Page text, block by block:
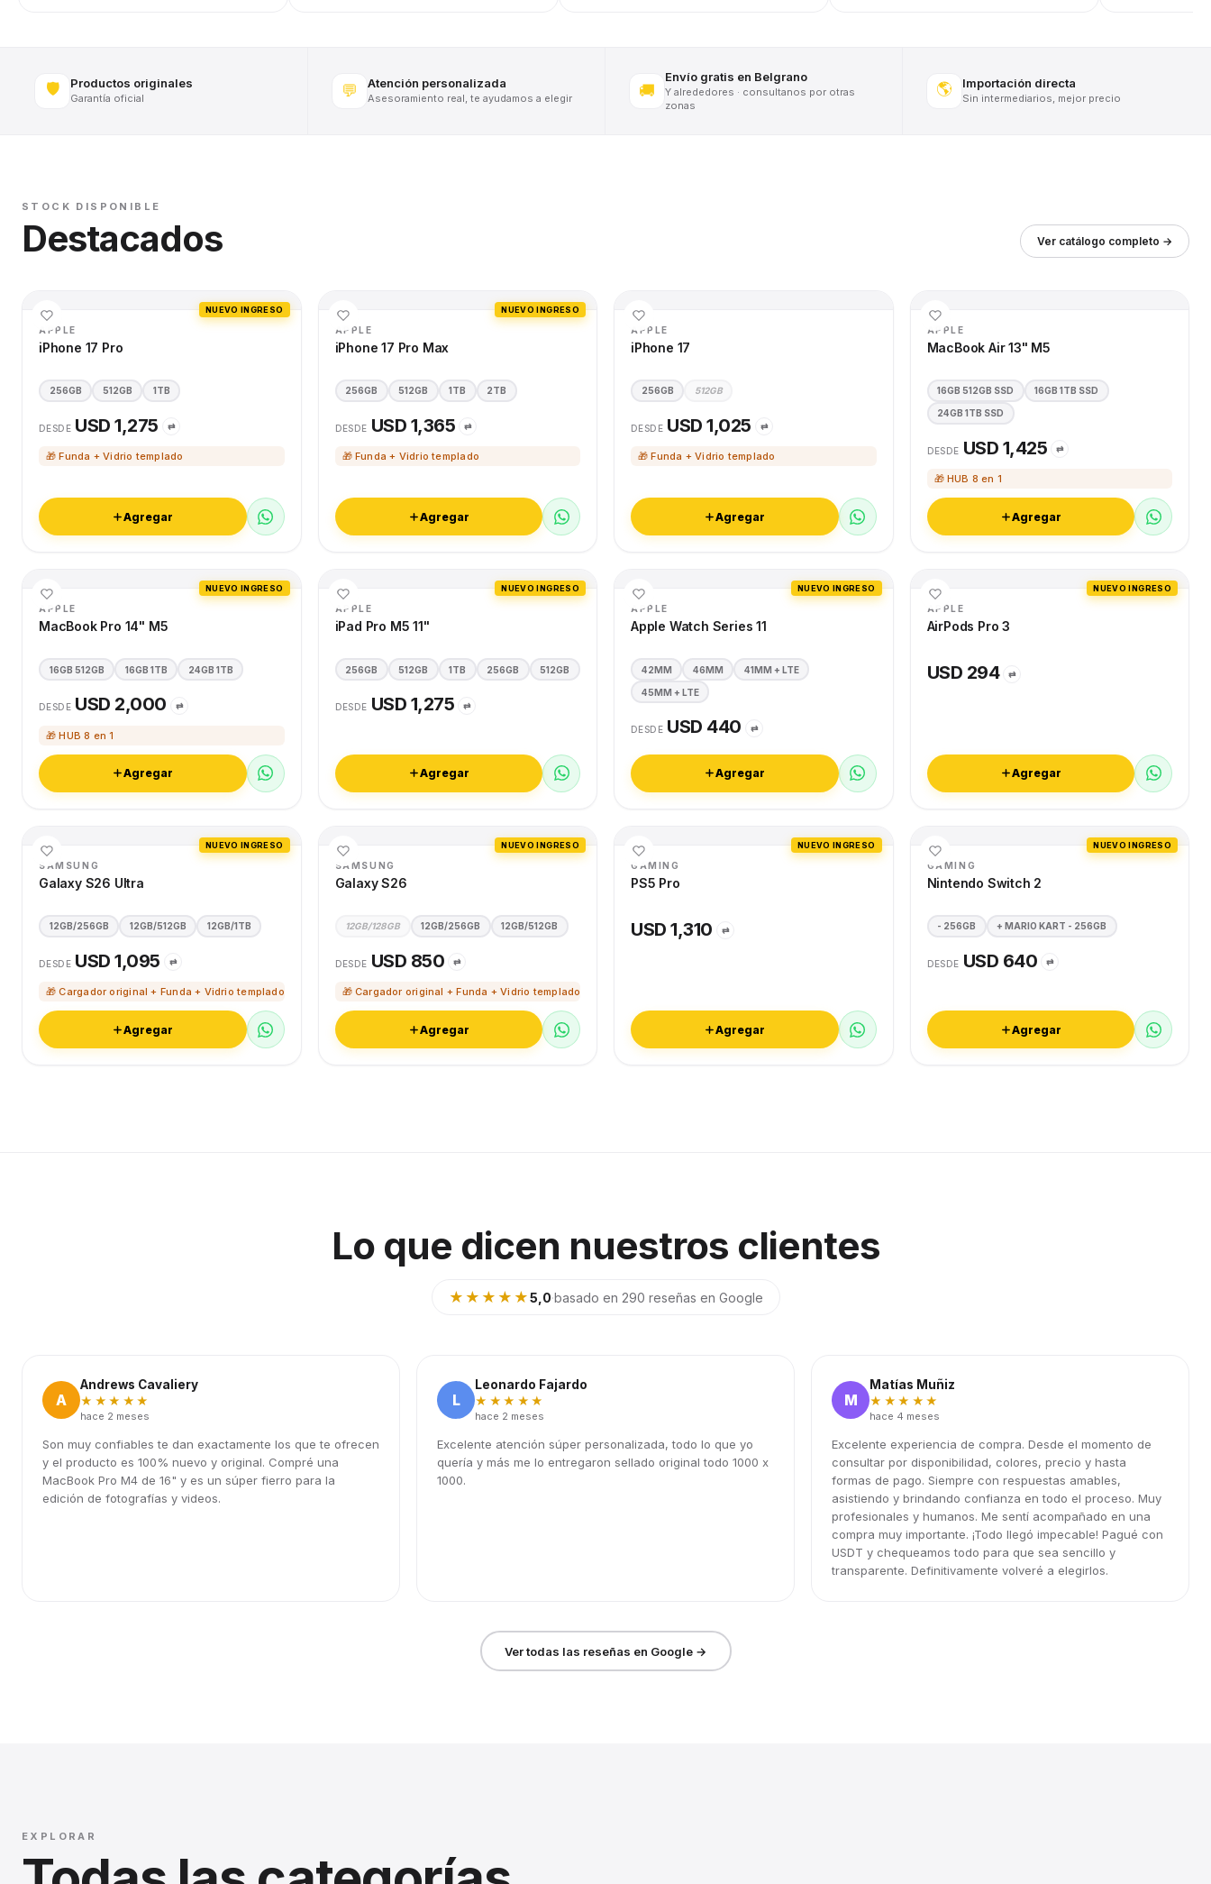
🛡️ Productos originales
Garantía oficial 💬 Atención personalizada
Asesoramiento real, te ayudamos a elegir 🚚
Envío gratis en Belgrano
Y alrededores · consultanos por otras
zonas
🌎 Importación directa
Sin intermediarios, mejor precio
STOCK DISPONIBLE
Destacados Ver catálogo completo →
NUEVO INGRESO
APPLE
iPhone 17 Pro
256GB 512GB 1TB
DESDE USD 1,275 ⇄
🎁 Funda + Vidrio templado
Agregar
NUEVO INGRESO
APPLE
iPhone 17 Pro Max
256GB 512GB 1TB 2TB
DESDE USD 1,365 ⇄
🎁 Funda + Vidrio templado
Agregar
APPLE
iPhone 17
256GB 512GB
DESDE USD 1,025 ⇄
🎁 Funda + Vidrio templado
Agregar
APPLE
MacBook Air 13" M5
16GB 512GB SSD 16GB 1TB SSD
24GB 1TB SSD
DESDE USD 1,425 ⇄
🎁 HUB 8 en 1
Agregar
NUEVO INGRESO
APPLE
MacBook Pro 14" M5
16GB 512GB 16GB 1TB 24GB 1TB
DESDE USD 2,000 ⇄
🎁 HUB 8 en 1
Agregar
NUEVO INGRESO
APPLE
iPad Pro M5 11"
256GB 512GB 1TB 256GB 512GB
DESDE USD 1,275 ⇄
Agregar
NUEVO INGRESO
APPLE
Apple Watch Series 11
42MM 46MM 41MM + LTE
45MM + LTE
DESDE USD 440 ⇄
Agregar
NUEVO INGRESO
APPLE
AirPods Pro 3
USD 294 ⇄
Agregar
NUEVO INGRESO
SAMSUNG
Galaxy S26 Ultra
12GB/256GB 12GB/512GB 12GB/1TB
DESDE USD 1,095 ⇄
🎁 Cargador original + Funda + Vidrio templado
Agregar
NUEVO INGRESO
SAMSUNG
Galaxy S26
12GB/128GB 12GB/256GB 12GB/512GB
DESDE USD 850 ⇄
🎁 Cargador original + Funda + Vidrio templado
Agregar
NUEVO INGRESO
GAMING
PS5 Pro
USD 1,310 ⇄
Agregar
NUEVO INGRESO
GAMING
Nintendo Switch 2
- 256GB + MARIO KART - 256GB
DESDE USD 640 ⇄
Agregar
Lo que dicen nuestros clientes
★★★★★5,0·basado en 290 reseñas en Google
A
Andrews Cavaliery
★★★★★
hace 2 meses
Son muy confiables te dan exactamente los que te ofrecen
y el producto es 100% nuevo y original. Compré una
MacBook Pro M4 de 16" y es un súper fierro para la
edición de fotografías y videos.
L
Leonardo Fajardo
★★★★★
hace 2 meses
Excelente atención súper personalizada, todo lo que yo
quería y más me lo entregaron sellado original todo 1000 x
1000.
M
Matías Muñiz
★★★★★
hace 4 meses
Excelente experiencia de compra. Desde el momento de
consultar por disponibilidad, colores, precio y hasta
formas de pago. Siempre con respuestas amables,
asistiendo y brindando confianza en todo el proceso. Muy
profesionales y humanos. Me sentí acompañado en una
compra muy importante. ¡Todo llegó impecable! Pagué con
USDT y chequeamos todo para que sea sencillo y
transparente. Definitivamente volveré a elegirlos.
Ver todas las reseñas en Google →
EXPLORAR